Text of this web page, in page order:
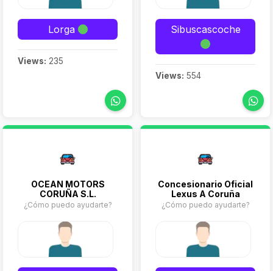
Lorga
Views: 235
Sibuscascoche
Views: 554
OCEAN MOTORS
CORUÑA S.L.
¿Cómo puedo ayudarte?
Concesionario Oficial
Lexus A Coruña
¿Cómo puedo ayudarte?